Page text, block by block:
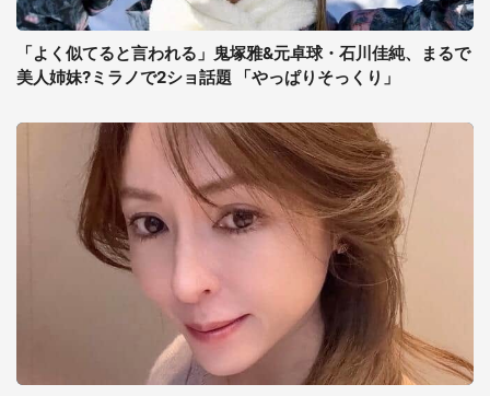
「よく似てると言われる」鬼塚雅&元卓球・石川佳純、まるで
美人姉妹?ミラノで2ショ話題 「やっぱりそっくり」